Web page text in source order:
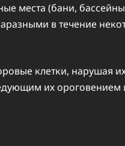
места (бани,
в течение
клетки, нарушая
их